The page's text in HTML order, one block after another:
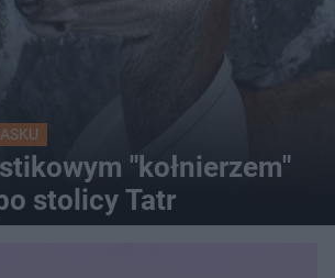
"kołnierzem"
stolicy Tatr